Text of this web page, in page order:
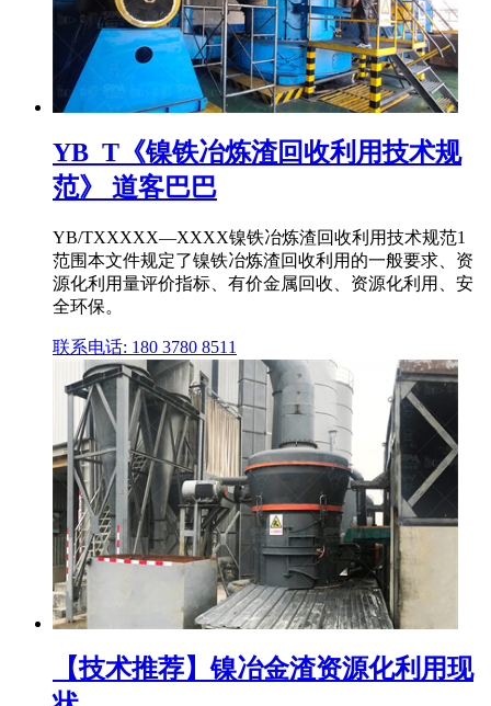
YB_T《镍铁冶炼渣回收利用技术规
范》 道客巴巴
YB/TXXXXX—XXXX镍铁冶炼渣回收利用技术规范1
范围本文件规定了镍铁冶炼渣回收利用的一般要求、资
源化利用量评价指标、有价金属回收、资源化利用、安
全环保。
联系电话: 180 3780 8511
【技术推荐】镍冶金渣资源化利用现